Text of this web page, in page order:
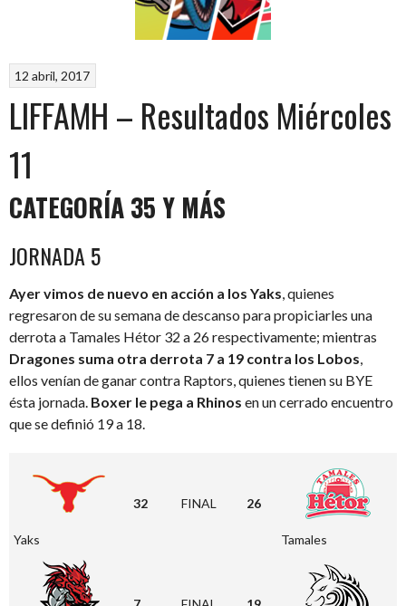
12 abril, 2017
LIFFAMH – Resultados Miércoles
11
CATEGORÍA 35 Y MÁS
JORNADA 5
Ayer vimos de nuevo en acción a los Yaks , quienes
regresaron de su semana de descanso para propiciarles una
derrota a Tamales Hétor 32 a 26 respectivamente; mientras
Dragones suma otra derrota 7 a 19 contra los Lobos
ellos venían de ganar contra Raptors, quienes tienen su BYE
ésta jornada. Boxer le pega a Rhinos en un cerrado encuentro
que se definió 19 a 18.
Yaks
32 FINAL 26
Tamales